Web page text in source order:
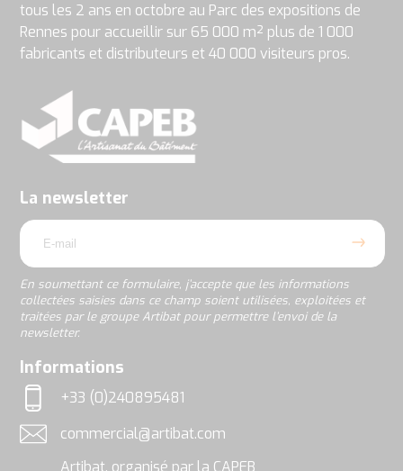
tous les 2 ans en octobre au Parc des expositions de
Rennes pour accueillir sur 65 000 m² plus de 1 000
fabricants et distributeurs et 40 000 visiteurs pros.
La newsletter
email
En soumettant ce formulaire, j’accepte que les informations
collectées saisies dans ce champ soient utilisées, exploitées et
traitées par le groupe Artibat pour permettre l’envoi de la
newsletter.
rgpd
En
soumettant
j’accepte
les
informations
dans
ce
champ
soient
exploitées
et
traitées
par
le
Informations
Téléphone
+33 (0)240895481
Adresse email
commercial@artibat.com
Artibat, organisé par la CAPEB